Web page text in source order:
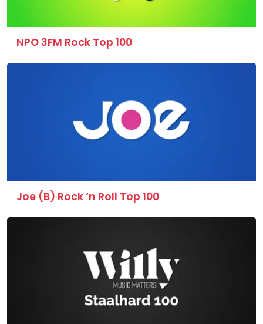
NPO 3FM Rock Top 100
Joe (B) Rock ‘n Roll Top 100